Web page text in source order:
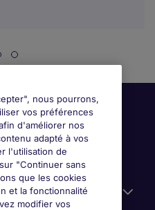
nous pourrons,
vos préférences
d'améliorer nos
adapté à vos
l'utilisation de
"Continuer sans
que les cookies
et la fonctionnalité
modifier vos